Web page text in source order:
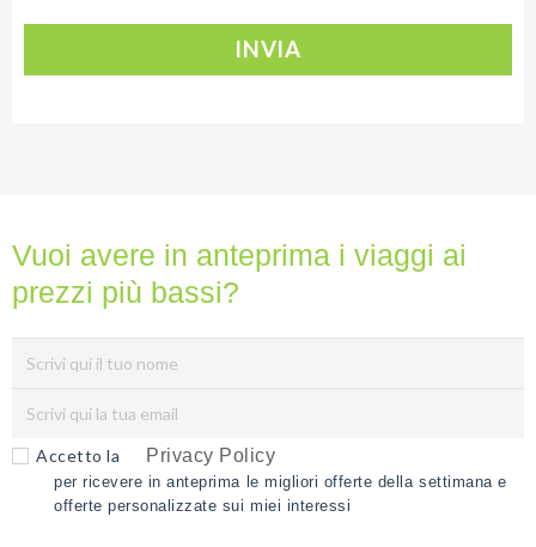
INVIA
Vuoi avere in anteprima i viaggi ai
prezzi più bassi?
Accetto la Privacy Policy
per ricevere in anteprima le migliori offerte della settimana e
offerte personalizzate sui miei interessi